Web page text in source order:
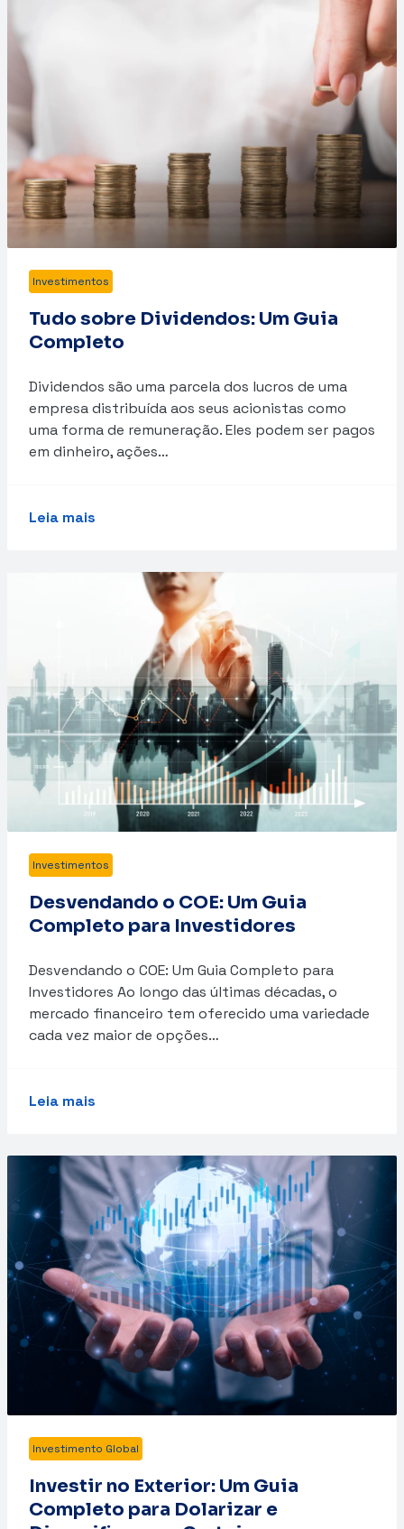
Investimentos
Tudo sobre Dividendos: Um Guia
Completo
Dividendos são uma parcela dos lucros de uma
empresa distribuída aos seus acionistas como
uma forma de remuneração. Eles podem ser pagos
em dinheiro, ações…
Leia mais
Investimentos
Desvendando o COE: Um Guia
Completo para Investidores
Desvendando o COE: Um Guia Completo para
Investidores Ao longo das últimas décadas, o
mercado financeiro tem oferecido uma variedade
cada vez maior de opções…
Leia mais
Investimento Global
Investir no Exterior: Um Guia
Completo para Dolarizar e